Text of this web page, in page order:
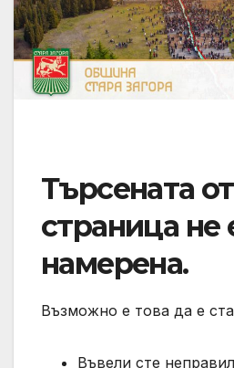
Търсената
страница не
намерена.
Възможно е това да е
Въвели сте